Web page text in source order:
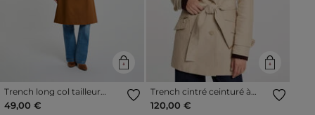
Trench long col tailleur
marron cognac femme
49,00 €
Trench cintré ceinturé à
capuche sable femme
120,00 €